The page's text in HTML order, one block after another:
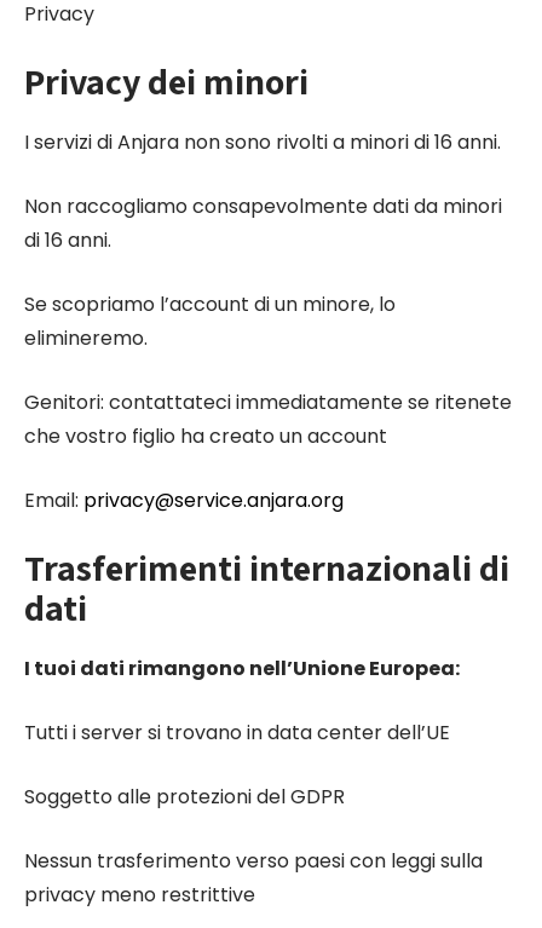
Privacy
Privacy dei minori
I servizi di Anjara non sono rivolti a minori di 16 anni.
Non raccogliamo consapevolmente dati da minori
di 16 anni.
Se scopriamo l’account di un minore, lo
elimineremo.
Genitori: contattateci immediatamente se ritenete
che vostro figlio ha creato un account
Email: privacy@service.anjara.org
Trasferimenti internazionali di
dati
I tuoi dati rimangono nell’Unione Europea:
Tutti i server si trovano in data center dell’UE
Soggetto alle protezioni del GDPR
Nessun trasferimento verso paesi con leggi sulla
privacy meno restrittive